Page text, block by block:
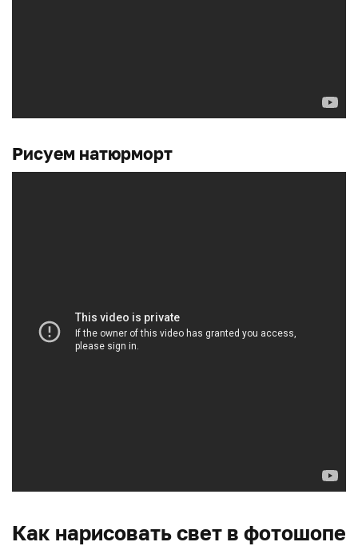
Рисуем натюрморт
Как нарисовать свет в фотошопе